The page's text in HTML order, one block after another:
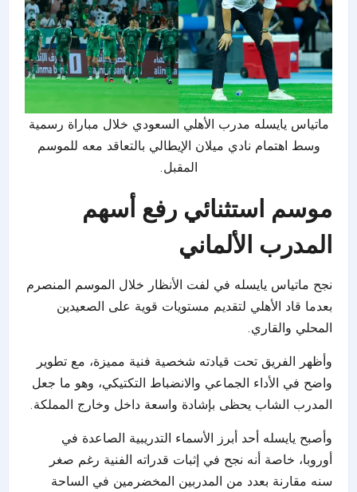
ماتياس يايسله مدرب الأهلي السعودي خلال مباراة رسمية
وسط اهتمام نادي ميلان الإيطالي بالتعاقد معه للموسم
المقبل.
موسم استثنائي رفع أسهم
المدرب الألماني
نجح ماتياس يايسله في لفت الأنظار خلال الموسم المنصرم
بعدما قاد الأهلي لتقديم مستويات قوية على الصعيدين
المحلي والقاري.
وأظهر الفريق تحت قيادته شخصية فنية مميزة، مع تطوير
واضح في الأداء الجماعي والانضباط التكتيكي، وهو ما جعل
المدرب الشاب يحظى بإشادة واسعة داخل وخارج المملكة.
وأصبح يايسله أحد أبرز الأسماء التدريبية الصاعدة في
أوروبا، خاصة أنه نجح في إثبات قدراته الفنية رغم صغر
سنه مقارنة بعدد من المدربين المخضرمين في الساحة